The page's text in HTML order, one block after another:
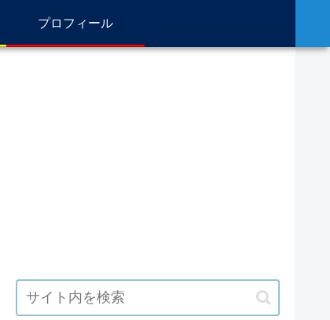
プロフィール